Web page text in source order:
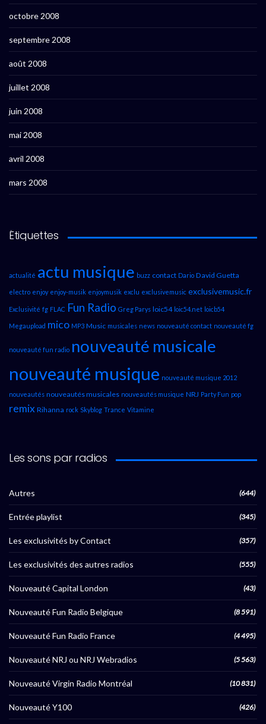
octobre 2008
septembre 2008
août 2008
juillet 2008
juin 2008
mai 2008
avril 2008
mars 2008
Étiquettes
actualité actu musique buzz contact Dario David Guetta
electro enjoy enjoy-musik enjoymusik exclu exclusivemusic exclusivemusic.fr
Exclusivité fg FLAC Fun Radio Greg Parys loic54 loic54.net loicb54
Megaupload mico MP3 Music musicales news nouveauté contact nouveauté fg
nouveauté fun radio nouveauté musicale
nouveauté musique nouveauté musique 2012
nouveautés nouveautés musicales nouveautés musique NRJ Party Fun pop
remix Rihanna rock Skyblog Trance Vitamine
Les sons par radios
Autres (644)
Entrée playlist (345)
Les exclusivités by Contact (357)
Les exclusivités des autres radios (555)
Nouveauté Capital London (43)
Nouveauté Fun Radio Belgique (8 591)
Nouveauté Fun Radio France (4 495)
Nouveauté NRJ ou NRJ Webradios (5 563)
Nouveauté Virgin Radio Montréal (10 831)
Nouveauté Y100 (426)